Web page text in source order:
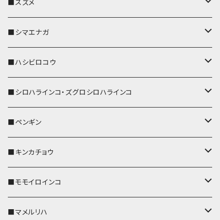
リール付きストラップ
リールのみ
ストラップ付
IDカードホルダー
キーケース
名刺入れ・カードケース
コインケース
メガネケース
ポシェット・バッグ
帆布・デニム
Apple Watchバンド
パスケース
リール付きストラップ
リールのみ
ストラップ付
キーケース
名刺入れ・カードケース
メガネケース
IDカードホルダー
ポシェット・バッグ
帆布・デニム
ポーチ
キーホルダー
パスケース
IDカードホルダー
リール付きストラップ
リールのみ
ストラップ付
キーケース
名刺入れ・カードケース
ポシェット・バッグ
帆布・デニム
ポーチ
キーカバー
キーホルダー
パスケース
リール付きストラップ
リールのみ
ストラップ付
メガネケース
コインケース
IDカードホルダー
ポーチ
■スズメ
キーカバー
キーホルダー
パスケース
リール付きストラップ
リールのみ
ストラップ付
IDカードホルダー
メガネケース
コインケース
■シマエナガ
キーカバー
キーホルダー
パスケース
IDカードホルダー
リール付きストラップ
リールのみ
キーケース
■ハシビロコウ
キーカバー
キーホルダー
リール付きストラップ
リールのみ
ストラップ付
レザートレイ
パスケース
■シロハラインコ・ズグロシロハラインコ
キーカバー
キーホルダー
リール付きストラップ
リールのみ
パスケース
■ペンギン
キーカバー
キーホルダー
パスケース
■キンカチョウ
キーカバー
AppleWatchバンド
■モモイロインコ
キーカバー
■マメルリハ